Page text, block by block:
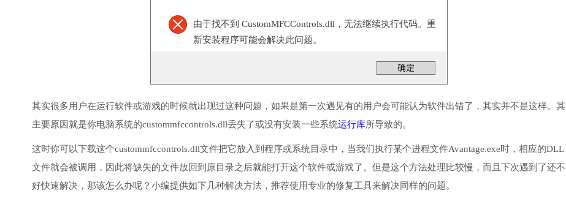
由于找不到 CustomMFCControls.dll，无法继续执行代码。重
新安装程序可能会解决此问题。
其实很多用户在运行软件或游戏的时候就出现过这种问题，如果是第一次遇见有的用户会可能认为软件出错了，其实并不是这样。其
主要原因就是你电脑系统的custommfccontrols.dll丢失了或没有安装一些系统运行库所导致的。
这时你可以下载这个custommfccontrols.dll文件把它放入到程序或系统目录中，当我们执行某个进程文件Avantage.exe时，相应的DLL
文件就会被调用，因此将缺失的文件放回到原目录之后就能打开这个软件或游戏了。但是这个方法处理比较慢，而且下次遇到了还不
好快速解决，那该怎么办呢？小编提供如下几种解决方法，推荐使用专业的修复工具来解决同样的问题。